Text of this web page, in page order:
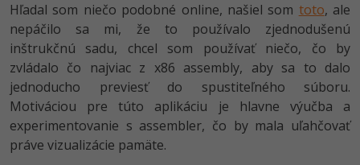
Testovanie softvéru
Marketing -30%
WordPress
SEO -30%
Kurzy dizajnu
HTML/CSS -80%
Photoshop -80%
Adobe Illustrator -80%
Príbehy absolventov
Blog
Médiá
Hľadal som niečo podobné online, našiel som toto, ale
nepáčilo sa mi, že to používalo zjednodušenú
inštrukčnú sadu, chcel som používať niečo, čo by
zvládalo čo najviac z x86 assembly, aby sa to dalo
jednoducho previesť do spustiteľného súboru.
Motiváciou pre túto aplikáciu je hlavne výučba a
experimentovanie s assembler, čo by mala uľahčovať
práve vizualizácie pamäte.